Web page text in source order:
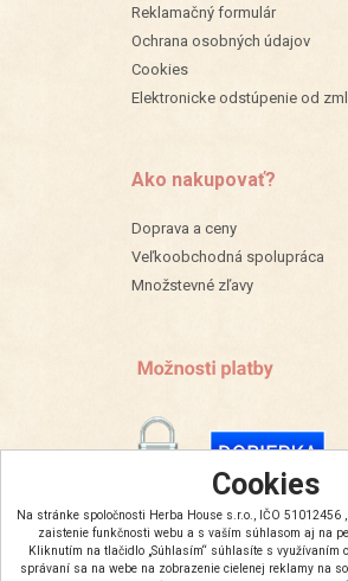
Cookies
Na stránke spoločnosti Herba House s.r.o., IČO 51012456
zaistenie funkčnosti webu a s vaším súhlasom aj na
Kliknutím na tlačidlo „Súhlasím“ súhlasíte s využívaním
správaní sa na webe na zobrazenie cielenej reklamy na
Reklamačný formulár
Ochrana osobných údajov
Cookies
Elektronicke odstúpenie od
Ako nakupovať?
Doprava a ceny
Veľkoobchodná spolupráca
Množstevné zľavy